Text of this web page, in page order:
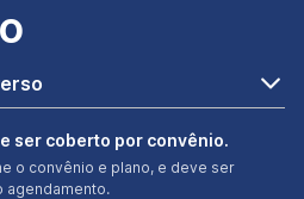
ser coberto por convênio.
o convênio e plano, e deve ser
agendamento.